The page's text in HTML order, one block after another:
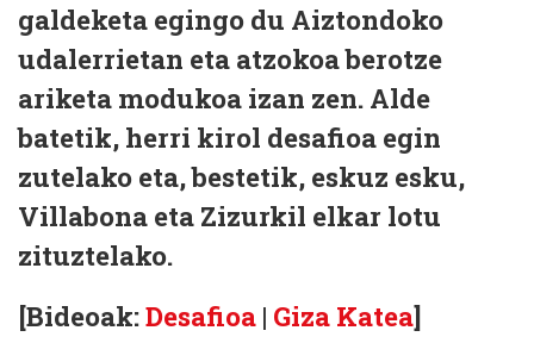
galdeketa egingo du Aiztondoko
udalerrietan eta atzokoa berotze
ariketa modukoa izan zen. Alde
batetik, herri kirol desafioa egin
zutelako eta, bestetik, eskuz esku,
Villabona eta Zizurkil elkar lotu
zituztelako.
[Bideoak:Desafioa | Giza Katea]